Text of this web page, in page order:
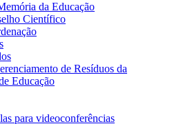
da Educação
Científico
de Resíduos da
Educação
para videoconferências